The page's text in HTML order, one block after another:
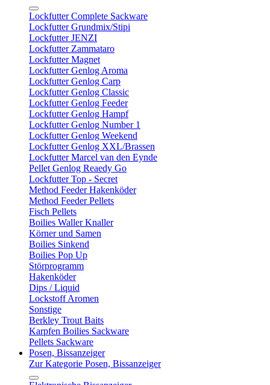
Lockfutter Complete Sackware
Lockfutter Grundmix/Stipi
Lockfutter JENZI
Lockfutter Zammataro
Lockfutter Magnet
Lockfutter Genlog Aroma
Lockfutter Genlog Carp
Lockfutter Genlog Classic
Lockfutter Genlog Feeder
Lockfutter Genlog Hampf
Lockfutter Genlog Number 1
Lockfutter Genlog Weekend
Lockfutter Genlog XXL/Brassen
Lockfutter Marcel van den Eynde
Pellet Genlog Reaedy Go
Lockfutter Top - Secret
Method Feeder Hakenköder
Method Feeder Pellets
Fisch Pellets
Boilies Waller Knaller
Körner und Samen
Boilies Sinkend
Boilies Pop Up
Störprogramm
Hakenköder
Dips / Liquid
Lockstoff Aromen
Sonstige
Berkley Trout Baits
Karpfen Boilies Sackware
Pellets Sackware
Posen, Bissanzeiger
Zur Kategorie Posen, Bissanzeiger